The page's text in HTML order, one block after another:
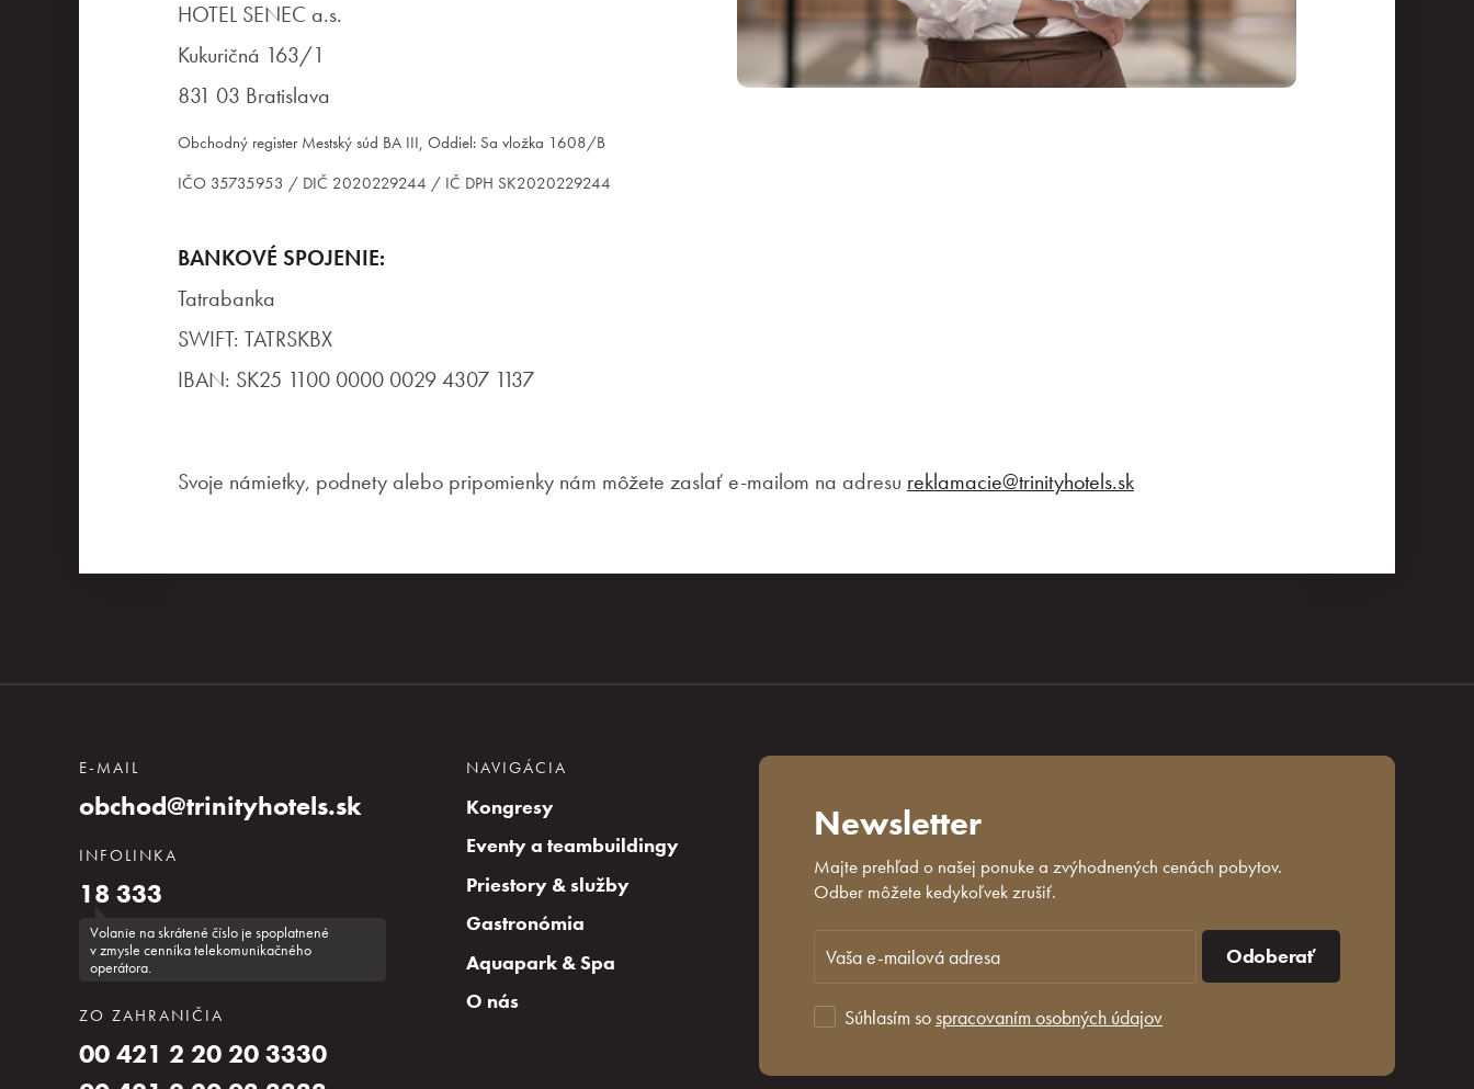
HOTEL SENEC a.s.
Kukuričná 163/1
831 03 Bratislava
Obchodný register Mestský súd BA III, Oddiel: Sa vložka 1608/B
IČO 35735953 / DIČ 2020229244 / IČ DPH SK2020229244
BANKOVÉ SPOJENIE:
Tatrabanka
SWIFT: TATRSKBX
IBAN: SK25 1100 0000 0029 4307 1137
Svoje námietky, podnety alebo pripomienky nám môžete zaslať e-mailom na adresu reklamacie@trinityhotels.sk
E-MAIL
obchod@trinityhotels.sk
INFOLINKA
18 333
Volanie na skrátené číslo je spoplatnené
v zmysle cenníka telekomunikačného
operátora.
ZO ZAHRANIČIA
00 421 2 20 20 3330
NAVIGÁCIA
Kongresy
Eventy a teambuildingy
Priestory & služby
Gastronómia
Aquapark & Spa
O nás
Newsletter
Majte prehľad o našej ponuke a zvýhodnených cenách pobytov.
Odber môžete kedykoľvek zrušiť.
Odoberať
Súhlasím sospracovaním osobných údajov